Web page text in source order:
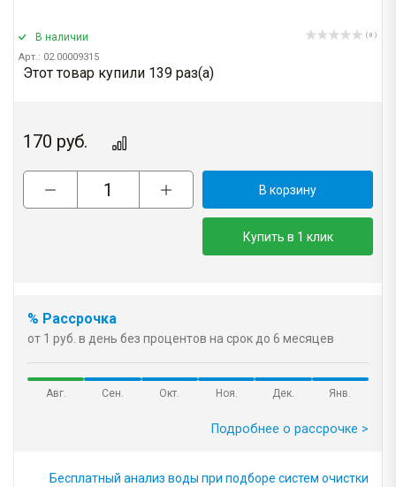
В наличии
Арт.: 02.00009315
( 0 )
Этот товар купили 139 раз(a)
170 руб.
В корзину
Купить в 1 клик
% Рассрочка
от 1 руб. в день без процентов на срок до 6 месяцев
Авг. Сен. Окт. Ноя. Дек. Янв.
Подробнее о рассрочке >
Бесплатный анализ воды при подборе систем очистки